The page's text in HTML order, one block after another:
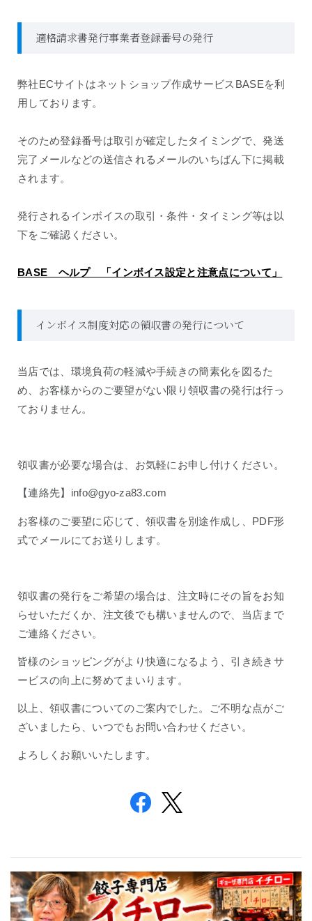
適格請求書発行事業者登録番号の発行
弊社ECサイトはネットショップ作成サービスBASEを利
用しております。
そのため登録番号は取引が確定したタイミングで、発送
完了メールなどの送信されるメールのいちばん下に掲載
されます。
発行されるインボイスの取引・条件・タイミング等は以
下をご確認ください。
BASE ヘルプ 「インボイス設定と注意点について」
インボイス制度対応の領収書の発行について
当店では、 環境負荷の軽減や手続きの簡素化を図るた
め、 お客様からのご要望がない限り領収書の発行は行っ
ておりません。
領収書が必要な場合は、お気軽にお申し付けください。
【連絡先】 info@gyo-za83.com
お客様のご要望に応じて、領収書を別途作成し、PDF形
式でメールにてお送りします。
領収書の発行をご希望の場合は、注文時にその旨をお知
らせいただくか、注文後でも構いませんので、当店まで
ご連絡ください。
皆様のショッピングがより快適になるよう、引き続きサ
ービスの向上に努めてまいります。
以上、領収書についてのご案内でした。ご不明な点がご
ざいましたら、いつでもお問い合わせください。
よろしくお願いいたします。